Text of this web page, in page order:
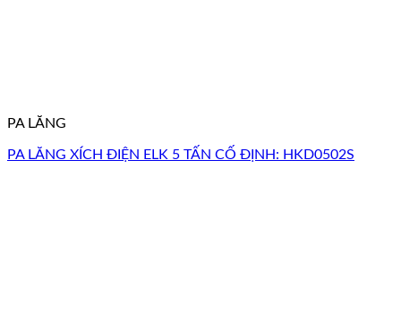
PA LĂNG
PA LĂNG XÍCH ĐIỆN ELK 5 TẤN CỐ ĐỊNH: HKD0502S